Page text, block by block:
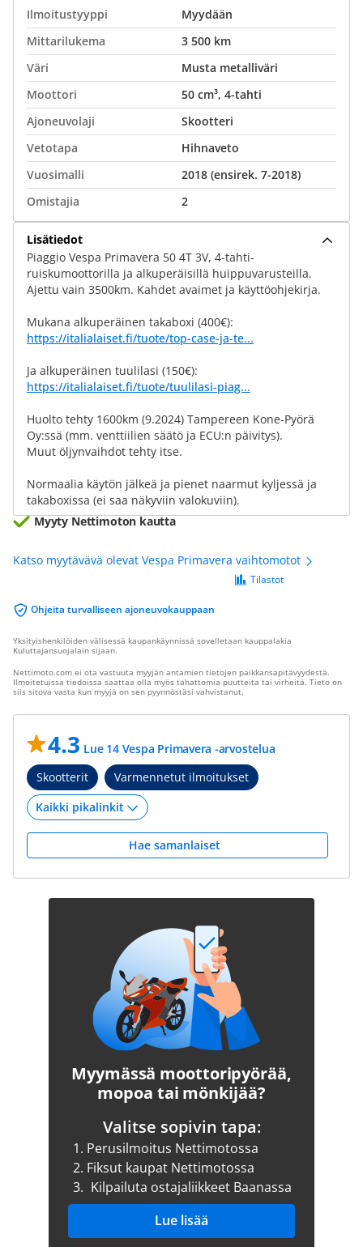
Ilmoitustyyppi
Myydään
Mittarilukema
3 500 km
Väri
Musta metalliväri
Moottori
50 cm³, 4-tahti
Ajoneuvolaji
Skootteri
Vetotapa
Hihnaveto
Vuosimalli
2018 (ensirek. 7-2018)
Omistajia
2
Lisätiedot
Piaggio Vespa Primavera 50 4T 3V, 4-tahti-
ruiskumoottorilla ja alkuperäisillä huippuvarusteilla.
Ajettu vain 3500km. Kahdet avaimet ja käyttöohjekirja.
Mukana alkuperäinen takaboxi (400€):
https://italialaiset.fi/tuote/top-case-ja-te...
Ja alkuperäinen tuulilasi (150€):
https://italialaiset.fi/tuote/tuulilasi-piag...
Huolto tehty 1600km (9.2024) Tampereen Kone-Pyörä
Oy:ssä (mm. venttiilien säätö ja ECU:n päivitys).
Muut öljynvaihdot tehty itse.
Normaalia käytön jälkeä ja pienet naarmut kyljessä ja
takaboxissa (ei saa näkyviin valokuviin).
Myyty Nettimoton kautta
Katso myytävävä olevat Vespa Primavera vaihtomotot
Ohjeita turvalliseen ajoneuvokauppaan
Tilastot
Yksityishenkilöiden välisessä kaupankäynnissä sovelletaan kauppalakia
Kuluttajansuojalain sijaan.
Nettimoto.com ei ota vastuuta myyjän antamien tietojen paikkansapitävyydestä.
Ilmoitetuissa tiedoissa saattaa olla myös tahattomia puutteita tai virheitä. Tieto on
siis sitova vasta kun myyjä on sen pyynnöstäsi vahvistanut.
4.3 Lue 14 Vespa Primavera -arvostelua
Skootterit
Varmennetut ilmoitukset
Hae samanlaiset
Myymässä moottoripyörää,
mopoa tai mönkijää?
Valitse sopivin tapa:
1. Perusilmoitus Nettimotossa
2. Fiksut kaupat Nettimotossa
3. Kilpailuta ostajaliikkeet Baanassa
Lue lisää